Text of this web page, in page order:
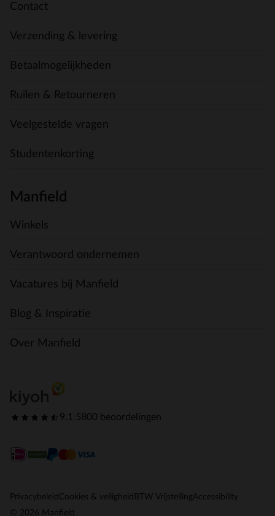
Contact
Verzending & levering
Betaalmogelijkheden
Ruilen & Retourneren
Veelgestelde vragen
Studentenkorting
Manfield
Winkels
Verantwoord ondernemen
Vacatures bij Manfield
Blog & Inspiratie
Over Manfield
9.1 5800 beoordelingen
Privacybeleid Cookies & veiligheid BTW VrijstellingAccessibility
© 2026 Manfield